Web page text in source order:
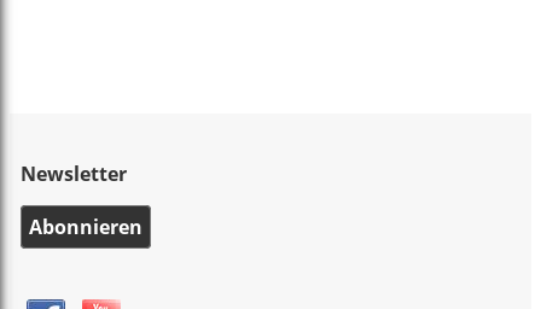
Newsletter
Abonnieren